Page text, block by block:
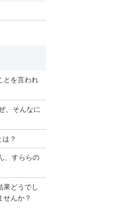
とを言われ
、そんなに
？
、すららの
果どうでし
せんか？